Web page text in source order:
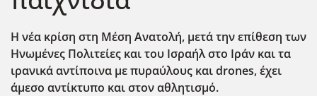
Η νέα κρίση στη Μέση Ανατολή, μετά την επίθεση των
Ηνωμένες Πολιτείες και του Ισραήλ στο Ιράν και τα
ιρανικά αντίποινα με πυραύλους και drones, έχει
άμεσο αντίκτυπο και στον αθλητισμό.